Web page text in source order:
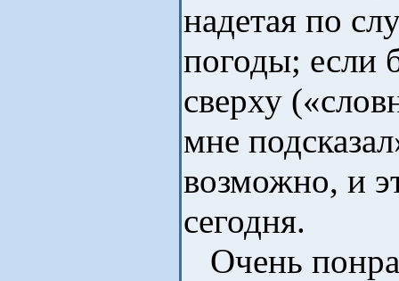
надетая по
погоды; если
сверху
мне
возможно, и
сегодня.
Очень